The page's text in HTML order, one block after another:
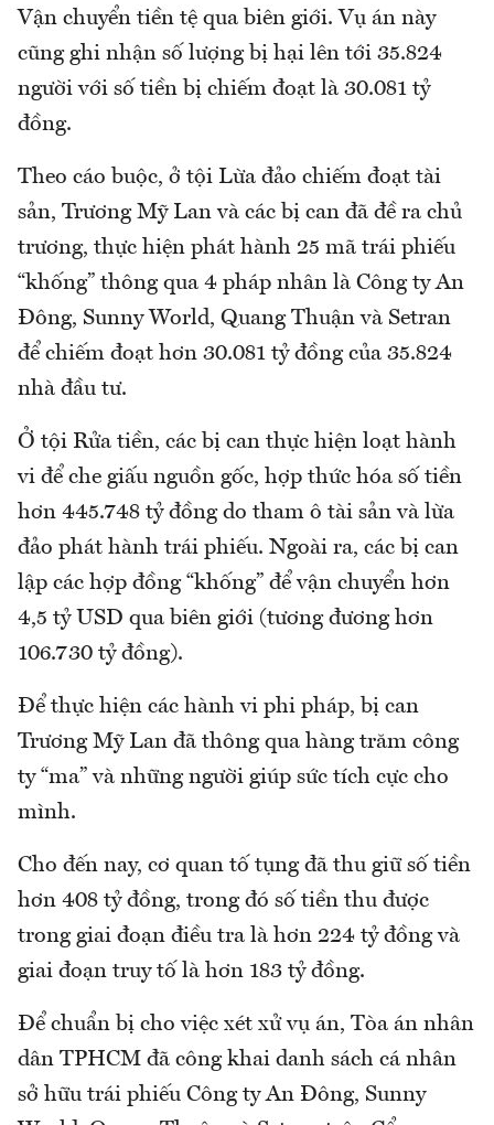
Vận chuyển tiền tệ qua biên giới. Vụ án này
cũng ghi nhận số lượng bị hại lên tới 35.824
người với số tiền bị chiếm đoạt là 30.081 tỷ
đồng.
Theo cáo buộc, ở tội Lừa đảo chiếm đoạt tài
sản, Trương Mỹ Lan và các bị can đã đề ra chủ
trương, thực hiện phát hành 25 mã trái phiếu
“khống” thông qua 4 pháp nhân là Công ty An
Đông, Sunny World, Quang Thuận và Setran
để chiếm đoạt hơn 30.081 tỷ đồng của 35.824
nhà đầu tư.
Ở tội Rửa tiền, các bị can thực hiện loạt hành
vi để che giấu nguồn gốc, hợp thức hóa số tiền
hơn 445.748 tỷ đồng do tham ô tài sản và lừa
đảo phát hành trái phiếu. Ngoài ra, các bị can
lập các hợp đồng “khống” để vận chuyển hơn
4,5 tỷ USD qua biên giới (tương đương hơn
106.730 tỷ đồng).
Để thực hiện các hành vi phi pháp, bị can
Trương Mỹ Lan đã thông qua hàng trăm công
ty “ma” và những người giúp sức tích cực cho
mình.
Cho đến nay, cơ quan tố tụng đã thu giữ số tiền
hơn 408 tỷ đồng, trong đó số tiền thu được
trong giai đoạn điều tra là hơn 224 tỷ đồng và
giai đoạn truy tố là hơn 183 tỷ đồng.
Để chuẩn bị cho việc xét xử vụ án, Tòa án nhân
dân TPHCM đã công khai danh sách cá nhân
sở hữu trái phiếu Công ty An Đông, Sunny